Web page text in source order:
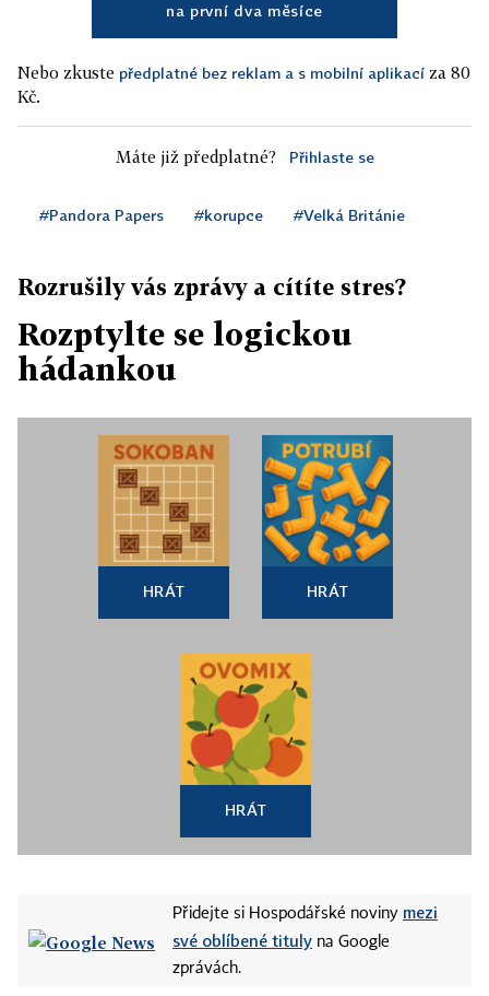
na první dva měsíce
Nebo zkuste předplatné bez reklam a s mobilní aplikací za 80
Kč.
Máte již předplatné? Přihlaste se
#Pandora Papers #korupce #Velká Británie
Rozrušily vás zprávy a cítíte stres?
Rozptylte se logickou
hádankou
HRÁT HRÁT
HRÁT
Přidejte si Hospodářské noviny mezi
své oblíbené tituly na Google
zprávách.